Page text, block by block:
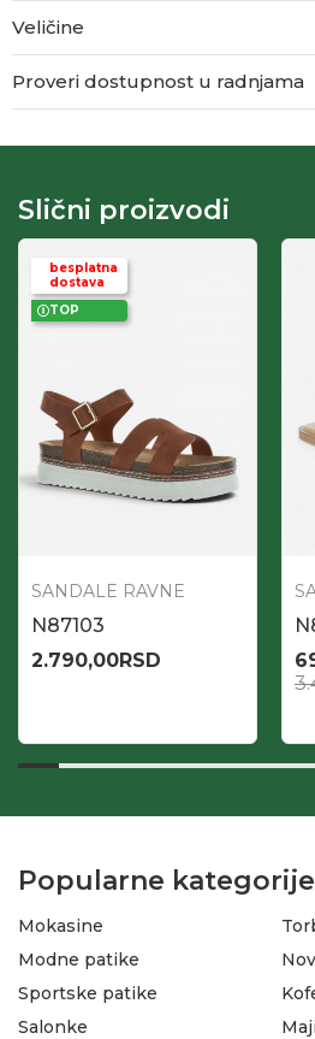
Veličine
Proveri dostupnost u radnjama
Slični proizvodi
besplatna
dostava
TOP
SANDALE RAVNE
N87103
2.790,00RSD
Popularne kategorije
Mokasine
Modne patike
Sportske patike
Salonke